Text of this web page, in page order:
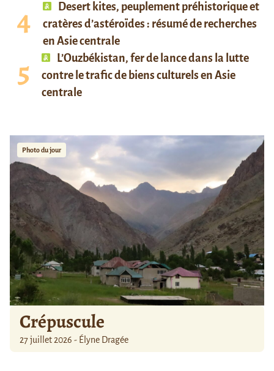
Desert kites, peuplement préhistorique et
cratères d’astéroïdes : résumé de recherches
en Asie centrale
L’Ouzbékistan, fer de lance dans la lutte
contre le trafic de biens culturels en Asie
centrale
Photo du jour
Crépuscule
27 juillet 2026 - Élyne Dragée